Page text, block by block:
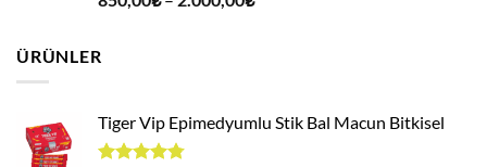
5.00oy
ÜRÜNLER
Tiger Vip Epimedyumlu Stik Bal Macun Bitkisel